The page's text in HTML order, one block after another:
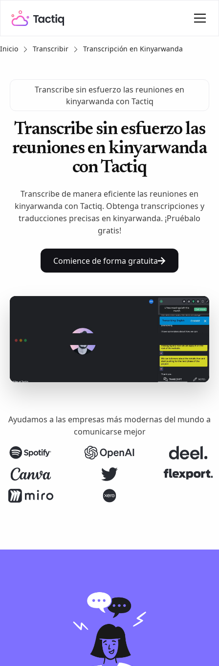
Inicio Transcribir Transcripción en Kinyarwanda
Transcribe sin esfuerzo las reuniones en
kinyarwanda con Tactiq
Transcribe sin esfuerzo las
reuniones en kinyarwanda
con Tactiq
Transcribe de manera eficiente las reuniones en
kinyarwanda con Tactiq. Obtenga transcripciones y
traducciones precisas en kinyarwanda. ¡Pruébalo
gratis!
Comience de forma gratuita
Ayudamos a las empresas más modernas del mundo a
comunicarse mejor